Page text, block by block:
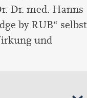
Dr. med. Hanns
by RUB“ selbst
und